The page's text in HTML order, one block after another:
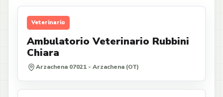
Veterinario
Ambulatorio Veterinario Rubbini
Chiara
Arzachena 07021 - Arzachena (OT)